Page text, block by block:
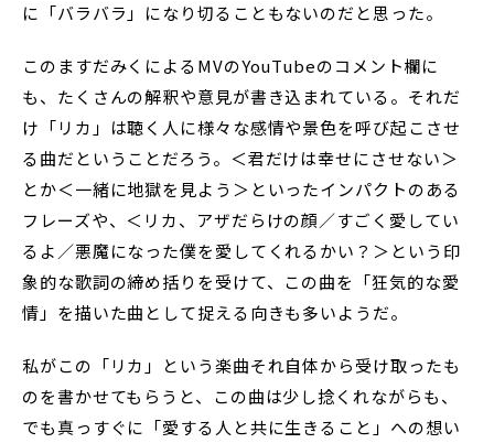
に「バラバラ」になり切ることもないのだと思った。
このますだみくによるMVのYouTubeのコメント欄に
も、たくさんの解釈や意見が書き込まれている。それだ
け「リカ」は聴く人に様々な感情や景色を呼び起こさせ
る曲だということだろう。＜君だけは幸せにさせない＞
とか＜一緒に地獄を見よう＞といったインパクトのある
フレーズや、＜リカ、アザだらけの顔／すごく愛してい
るよ／悪魔になった僕を愛してくれるかい？＞という印
象的な歌詞の締め括りを受けて、この曲を「狂気的な愛
情」を描いた曲として捉える向きも多いようだ。
私がこの「リカ」という楽曲それ自体から受け取ったも
のを書かせてもらうと、この曲は少し捻くれながらも、
でも真っすぐに「愛する人と共に生きること」への想い